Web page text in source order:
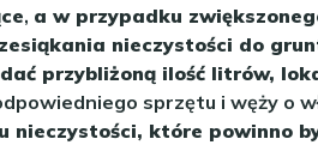
, a w przypadku
nieczystości do
przybliżoną ilość litrów,
sprzętu i węży o
nieczystości, które powinno